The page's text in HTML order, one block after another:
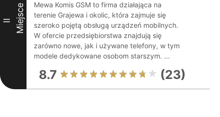
II Miejsce
Mewa Komis GSM to firma działająca na
terenie Grajewa i okolic, która zajmuje się
szeroko pojętą obsługą urządzeń mobilnych.
W ofercie przedsiębiorstwa znajdują się
zarówno nowe, jak i używane telefony, w tym
modele dedykowane osobom starszym. ...
8.7 (23)